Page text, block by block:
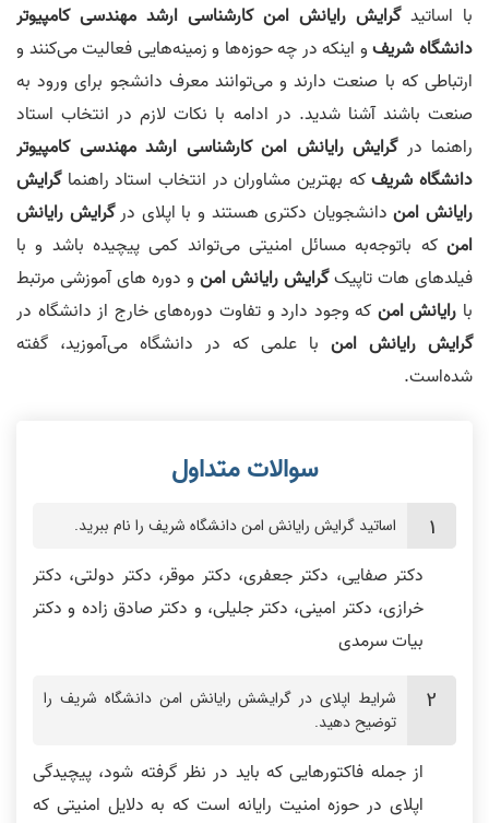
با اساتیدگرایش رایانش امنکارشناسی‌ ارشد مهندسیکامپیوتر
دانشگاهشریفو اینکه در چه حوزه‌ها و زمینه‌هایی فعالیت می‌کنند و
ارتباطی که با صنعت دارند و می‌توانند معرف دانشجو برای ورود به
صنعت باشند آشنا شدید. در ادامه با نکات لازم در انتخاب استاد
راهنما درگرایش رایانش امنکارشناسی‌ ارشد مهندسیکامپیوتر
دانشگاهشریفکه بهترین مشاوران در انتخاب استاد راهنماگرایش
رایانش امندانشجویان دکتری هستند و با اپلای درگرایش رایانش
امن که باتوجه‌به مسائل امنیتی می‌تواند کمی پیچیده باشد و با
فیلدهای هات تاپیکگرایش رایانش امن و دوره های آموزشی مرتبط
با رایانش امن که وجود دارد و تفاوت دوره‌های خارج از دانشگاه در
گرایش رایانش امن با علمی که در دانشگاه می‌آموزید، گفته
شده‌است.
اساتید گرایش رایانش امن دانشگاه شریف را نام ببرید.
دکتر صفایی، دکتر جعفری، دکتر موقر، دکتر دولتی، دکتر
خرازی، دکتر امینی، دکتر جلیلی، و دکتر صادق‌ زاده و دکتر
بیات سرمدی
شرایط اپلای در گرایشش رایانش امن دانشگاه شریف را
توضیح دهید.
از جمله فاکتورهایی که باید در نظر گرفته شود، پیچیدگی
اپلای در حوزه امنیت رایانه است که به دلایل امنیتی که